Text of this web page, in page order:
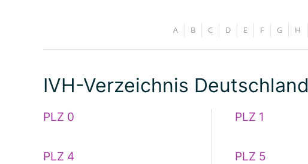
A B C D E F G H
IVH-Verzeichnis Deutschland
PLZ 0
PLZ 4
PLZ 1
PLZ 5